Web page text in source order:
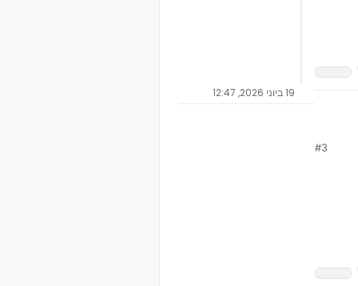
#3
19 ביוני 2026, 12:47